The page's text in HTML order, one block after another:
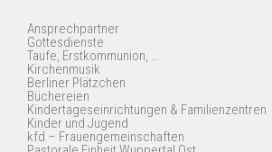
Ansprechpartner
Gottesdienste
Taufe, Erstkommunion, …
Kirchenmusik
Berliner Plätzchen
Büchereien
Kindertageseinrichtungen & Familienzentren
Kinder und Jugend
kfd – Frauengemeinschaften